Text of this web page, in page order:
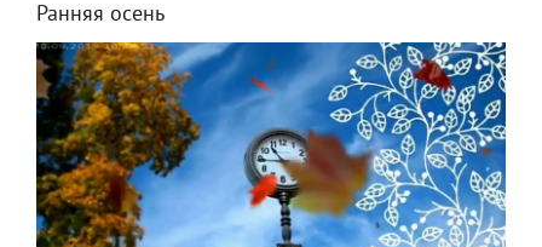
Ранняя осень